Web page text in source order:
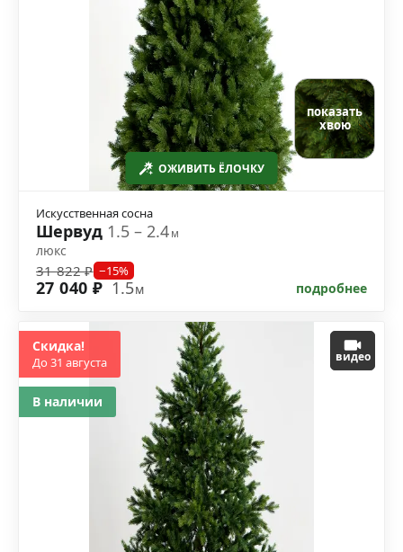
ОЖИВИТЬ ЁЛОЧКУ
показать
хвою
Искусственная сосна
Шервуд 1.5 – 2.4м
люкс
31 822 ₽ −15%
27 040 ₽ 1.5м подробнее
видео
Скидка!
До 31 августа
В наличии